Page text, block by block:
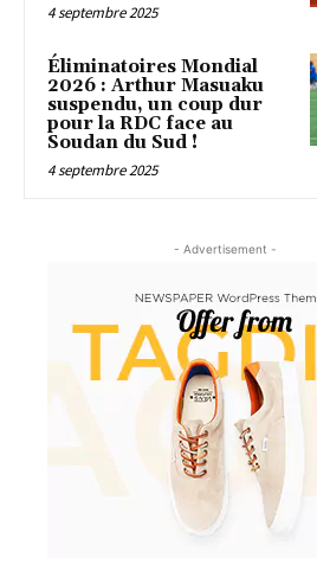
4 septembre 2025
Éliminatoires Mondial
2026 : Arthur Masuaku
suspendu, un coup dur
pour la RDC face au
Soudan du Sud !
4 septembre 2025
- Advertisement -